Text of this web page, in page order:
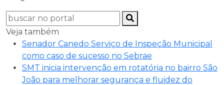
Veja também
Senador Canedo Serviço de Inspeção Municipal
como caso de sucesso no Sebrae
SMT inicia intervenção em rotatória no bairro São
João para melhorar segurança e fluidez do